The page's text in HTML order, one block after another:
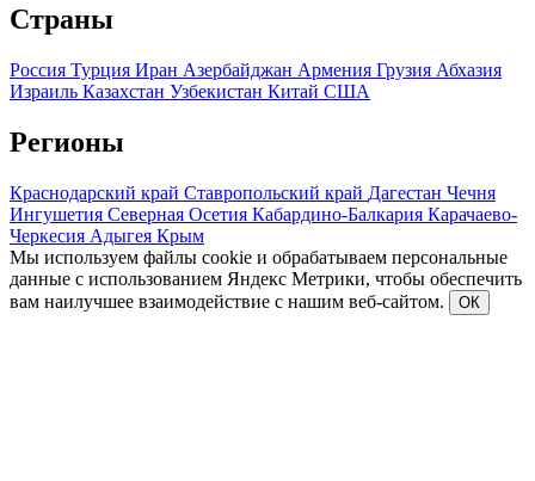
Страны
Россия Турция Иран Азербайджан Армения Грузия Абхазия
Израиль Казахстан Узбекистан Китай США
Регионы
Краснодарский край Ставропольский край Дагестан Чечня
Ингушетия Северная Осетия Кабардино-Балкария Карачаево-
Черкесия Адыгея Крым
Мы используем файлы cookie и обрабатываем персональные
данные с использованием Яндекс Метрики, чтобы обеспечить
вам наилучшее взаимодействие с нашим веб-сайтом.
ОК